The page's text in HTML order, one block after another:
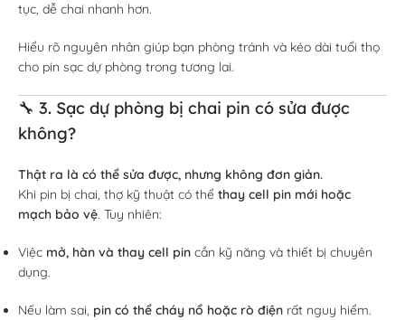
tục, dễ chai nhanh hơn.
Hiểu rõ nguyên nhân giúp bạn phòng tránh và kéo dài tuổi thọ
cho pin sạc dự phòng trong tương lai.
🔧 3. Sạc dự phòng bị chai pin có sửa được
không?
Thật ra là có thể sửa được, nhưng không đơn giản.
Khi pin bị chai, thợ kỹ thuật có thể thay cell pin mới hoặc
mạch bảo vệ. Tuy nhiên:
Việc mở, hàn và thay cell pin cần kỹ năng và thiết bị chuyên
dụng.
Nếu làm sai, pin có thể cháy nổ hoặc rò điện rất nguy hiểm.